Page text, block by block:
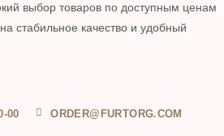
выбор товаров по доступным ценам
стабильное качество и удобный
00 ORDER@FURTORG.COM